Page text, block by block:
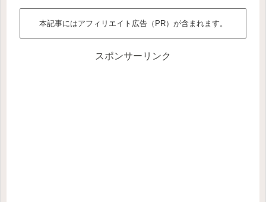
本記事にはアフィリエイト広告（PR）が含まれます。
スポンサーリンク